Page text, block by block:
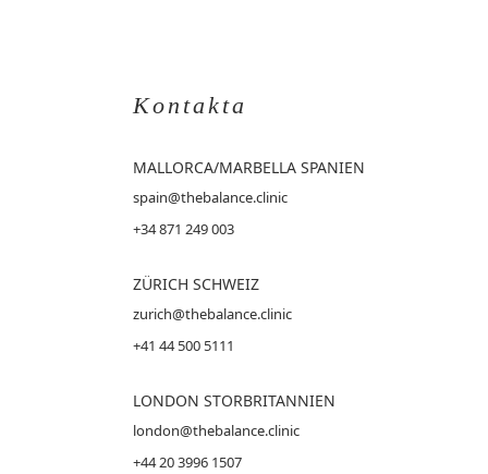
Kontakta
MALLORCA/MARBELLA SPANIEN
spain@thebalance.clinic
+34 871 249 003
ZÜRICH SCHWEIZ
zurich@thebalance.clinic
+41 44 500 5111
LONDON STORBRITANNIEN
london@thebalance.clinic
+44 20 3996 1507